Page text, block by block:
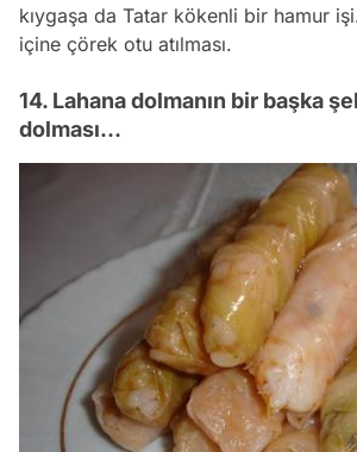
kıygaşa da Tatar kökenli bir hamur
içine çörek otu atılması.
14. Lahana dolmanın bir başka
dolması…